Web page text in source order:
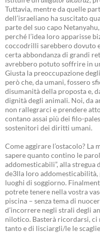
Tuttavia, mentre da quelle
dell’israeliano ha suscitato
parte del suo capo
perché l’idea loro apparisse
coccodrilli sarebbero dovuto
certa abbondanza di grandi
avrebbero potuto soffrire in
Giusta la preoccupazione
però che, da umani, fossero
disumanità della proposta e,
dignità degli animali. Noi, da
non rallegrarci e prendere
contano assai più dei filo-
sostenitori dei diritti umani.
Come aggirare l’ostacolo?
sapere quanto contino le
addomesticabili”, alla stregua
de3lla loro addomesticabilità,
luoghi di soggiorno.
potrete tenere nella vostra
piscina – senza tema di
d’incorrere negli strali degli
nilotico. Basterà ricordarsi, ci
tanto e di lisciargli/le le